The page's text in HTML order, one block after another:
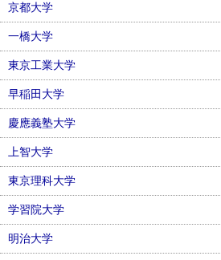
京都大学
一橋大学
東京工業大学
早稲田大学
慶應義塾大学
上智大学
東京理科大学
学習院大学
明治大学